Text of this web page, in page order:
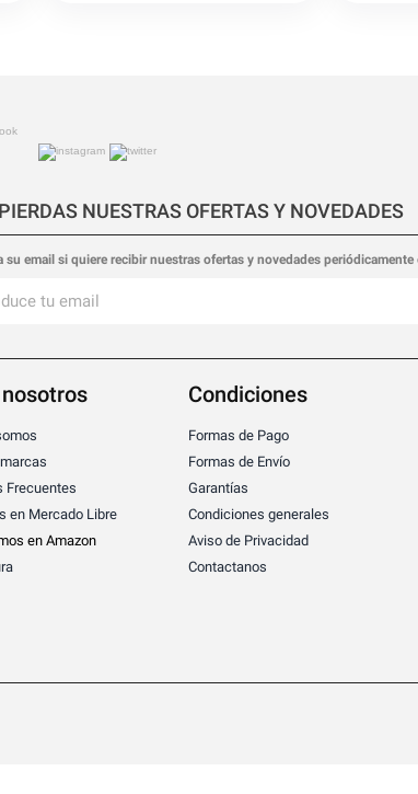
NUESTRAS OFERTAS Y NOVEDADES
su email si quiere recibir nuestras ofertas y novedades
Frecuentes
en Mercado Libre
en Amazon
Condiciones
Formas de Pago
Formas de Envío
Garantías
Condiciones generales
Aviso de Privacidad
Contactanos